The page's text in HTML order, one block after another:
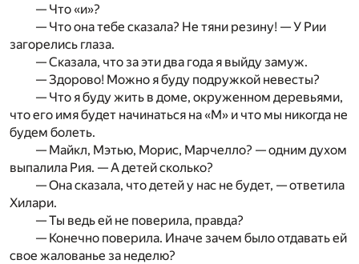
— Что «и»?
— Что она тебе сказала? Не тяни резину! — У Рии
загорелись глаза.
— Сказала, что за эти два года я выйду замуж.
— Здорово! Можно я буду подружкой невесты?
— Что я буду жить в доме, окруженном деревьями,
что его имя будет начинаться на «М» и что мы никогда не
будем болеть.
— Майкл, Мэтью, Морис, Марчелло? — одним духом
выпалила Рия. — А детей сколько?
— Она сказала, что детей у нас не будет, — ответила
Хилари.
— Ты ведь ей не поверила, правда?
— Конечно поверила. Иначе зачем было отдавать ей
свое жалованье за неделю?